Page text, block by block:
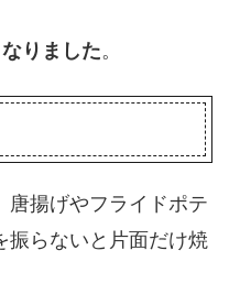
りました。
唐揚げやフライドポテ
振らないと片面だけ焼